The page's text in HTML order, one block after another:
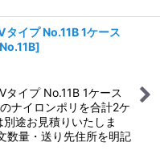
イプ No.11B 1ケース
]
イプ No.11B 1ケース
ナイロンポリを合計2ケ
途お見積りいたしま
数量・送り先住所を明記